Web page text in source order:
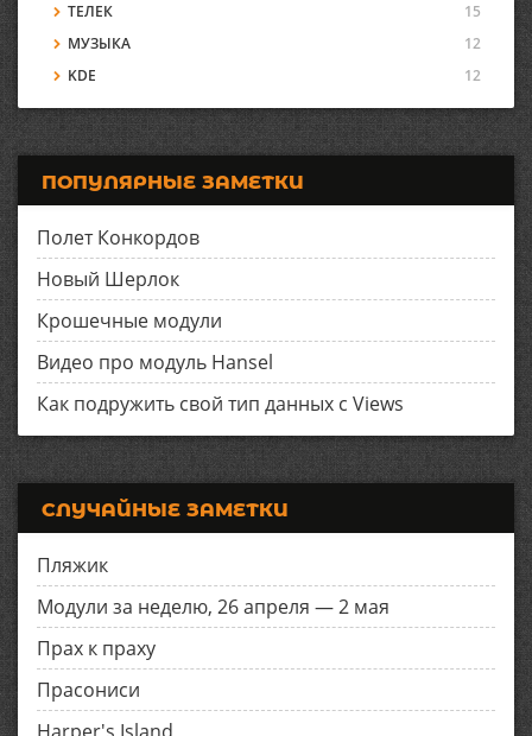
ТЕЛЕК
15
МУЗЫКА
12
KDE
12
ПОПУЛЯРНЫЕ ЗАМЕТКИ
Полет Конкордов
Новый Шерлок
Крошечные модули
Видео про модуль Hansel
Как подружить свой тип данных с Views
СЛУЧАЙНЫЕ ЗАМЕТКИ
Пляжик
Модули за неделю, 26 апреля — 2 мая
Прах к праху
Прасониси